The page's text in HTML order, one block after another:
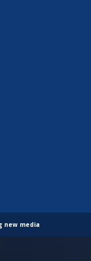
new media